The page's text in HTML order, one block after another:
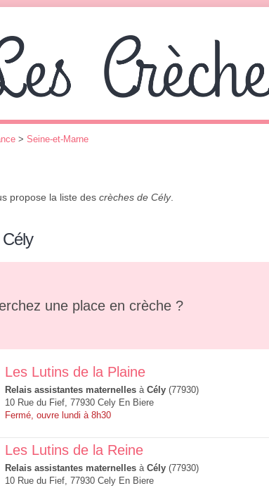
> Seine-et-Marne
propose la liste des crèches de Cély.
une place en crèche ?
Les Lutins de la Plaine
Relais assistantes maternelles à Cély (77930)
10 Rue du Fief, 77930 Cely En Biere
Fermé, ouvre lundi à 8h30
Les Lutins de la Reine
Relais assistantes maternelles à Cély (77930)
10 Rue du Fief, 77930 Cely En Biere